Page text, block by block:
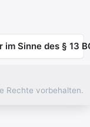
Sinne des § 13
Rechte vorbehalten.